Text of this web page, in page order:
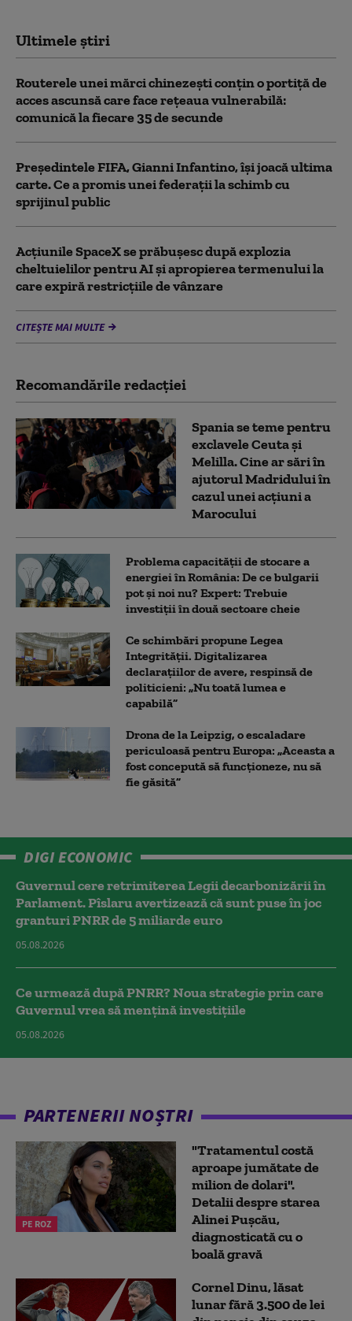
Ultimele știri
Routerele unei mărci chinezești conțin o portiță de
acces ascunsă care face rețeaua vulnerabilă:
comunică la fiecare 35 de secunde
Președintele FIFA, Gianni Infantino, îşi joacă ultima
carte. Ce a promis unei federații la schimb cu
sprijinul public
Acţiunile SpaceX se prăbuşesc după explozia
cheltuielilor pentru AI şi apropierea termenului la
care expiră restricţiile de vânzare
CITEȘTE MAI MULTE
Recomandările redacţiei
Spania se teme pentru
exclavele Ceuta și
Melilla. Cine ar sări în
ajutorul Madridului în
cazul unei acțiuni a
Marocului
Problema capacității de stocare a
energiei în România: De ce bulgarii
pot și noi nu? Expert: Trebuie
investiții în două sectoare cheie
Ce schimbări propune Legea
Integrității. Digitalizarea
declarațiilor de avere, respinsă de
politicieni: „Nu toată lumea e
capabilă”
Drona de la Leipzig, o escaladare
periculoasă pentru Europa: „Aceasta a
fost concepută să funcționeze, nu să
fie găsită”
DIGI ECONOMIC
Guvernul cere retrimiterea Legii decarbonizării în
Parlament. Pîslaru avertizează că sunt puse în joc
granturi PNRR de 5 miliarde euro
05.08.2026
Ce urmează după PNRR? Noua strategie prin care
Guvernul vrea să mențină investițiile
05.08.2026
PARTENERII NOȘTRI
PE ROZ
"Tratamentul costă
aproape jumătate de
milion de dolari".
Detalii despre starea
Alinei Pușcău,
diagnosticată cu o
boală gravă
Cornel Dinu, lăsat
lunar fără 3.500 de lei